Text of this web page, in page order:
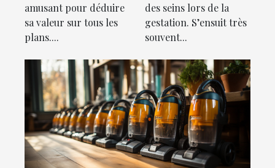
amusant pour déduire
sa valeur sur tous les
plans....
des seins lors de la
gestation. S’ensuit très
souvent...